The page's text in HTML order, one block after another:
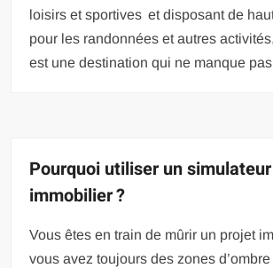
loisirs et sportives et disposant de
pour les randonnées et autres
est une destination qui ne manque pas
Pourquoi utiliser un
immobilier ?
Vous êtes en train de mûrir un projet
vous avez toujours des zones